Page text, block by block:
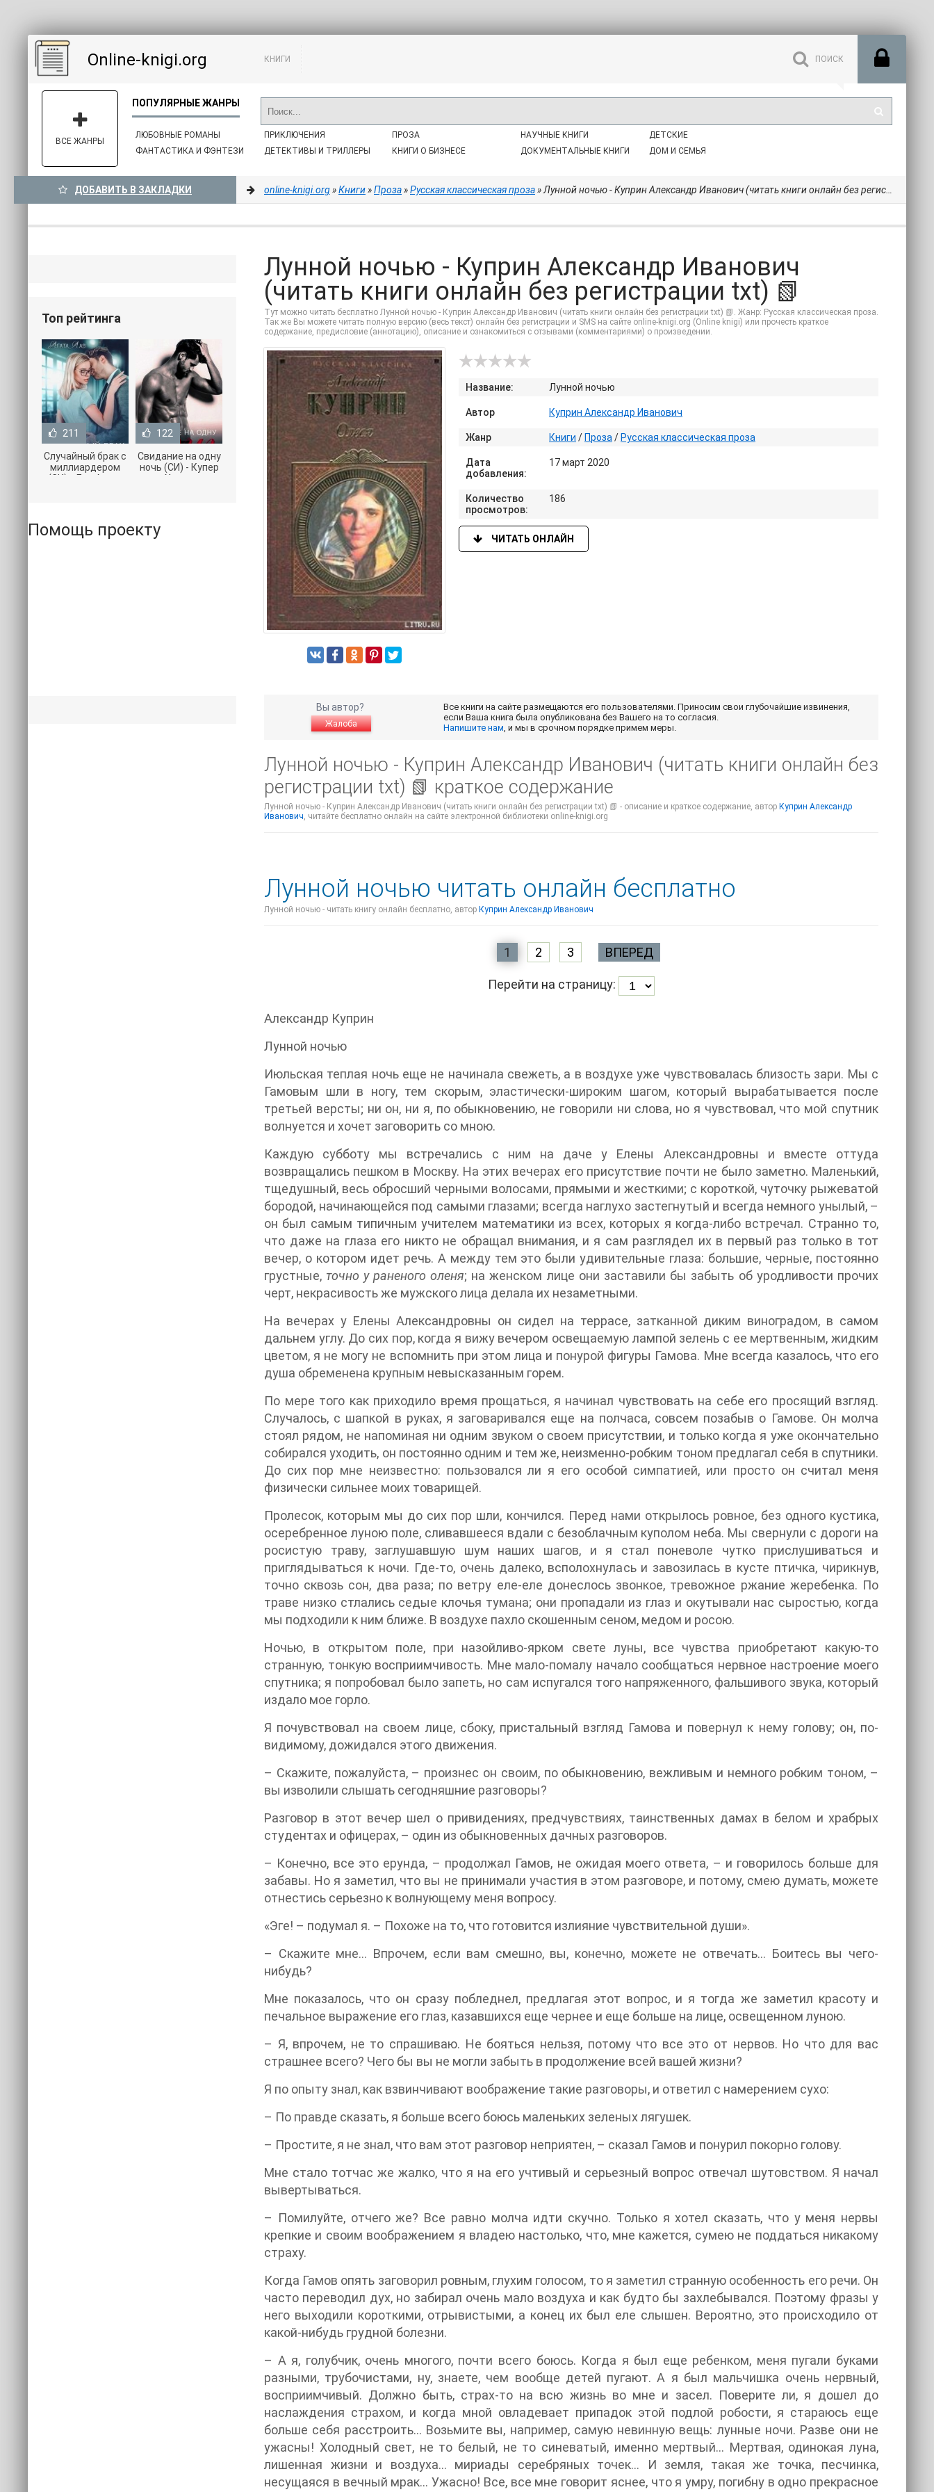
Online-knigi.org КНИГИ
ЛЮБОВНЫЕ РОМАНЫ
ФАНТАСТИКА И ФЭНТЕЗИ
ПРИКЛЮЧЕНИЯ
ДЕТЕКТИВЫ И ТРИЛЛЕРЫ
ПРОЗА
КНИГИ О БИЗНЕСЕ
НАУЧНЫЕ КНИГИ
ДОКУМЕНТАЛЬНЫЕ КНИГИ
ДЕТСКИЕ
ДОМ И СЕМЬЯ
ВСЕ ЖАНРЫ
ДОБАВИТЬ В ЗАКЛАДКИ online-knigi.org»Книги»Проза»Русская классическая проза» Лунной ночью - Куприн Александр Иванович (читать книги онлайн без регистрации txt) 📗
Лунной ночью - Куприн Александр Иванович
(читать книги онлайн без регистрации txt) 📗
Тут можно читать бесплатно Лунной ночью - Куприн Александр Иванович (читать книги онлайн без регистрации txt) 📗. Жанр: Русская классическая проза.
Так же Вы можете читать полную версию (весь текст) онлайн без регистрации и SMS на сайте online-knigi.org (Online knigi) или прочесть краткое
содержание, предисловие (аннотацию), описание и ознакомиться с отзывами (комментариями) о произведении.
Название: Лунной ночью
Автор Куприн Александр Иванович
Жанр Книги / Проза / Русская классическая проза
Дата
добавления:
17 март 2020
Количество
просмотров:
186
ЧИТАТЬ ОНЛАЙН
Вы автор?
Жалоба
Все книги на сайте размещаются его пользователями. Приносим свои глубочайшие извинения,
если Ваша книга была опубликована без Вашего на то согласия.
Напишите нам , и мы в срочном порядке примем меры.
Лунной ночью - Куприн Александр Иванович (читать книги онлайн без
регистрации txt) 📗 краткое содержание
Лунной ночью - Куприн Александр Иванович (читать книги онлайн без регистрации txt) 📗 - описание и краткое содержание, автор Куприн Александр
Иванович , читайте бесплатно онлайн на сайте электронной библиотеки online-knigi.org
Лунной ночью читать онлайн бесплатно
Лунной ночью - читать книгу онлайн бесплатно, автор Куприн Александр Иванович
1 2 3 ВПЕРЕД
Перейти на страницу:
Александр Куприн
Лунной ночью
Июльская теплая ночь еще не начинала свежеть, а в воздухе уже чувствовалась близость зари. Мы с
Гамовым шли в ногу, тем скорым, эластически-широким шагом, который вырабатывается после
третьей версты; ни он, ни я, по обыкновению, не говорили ни слова, но я чувствовал, что мой спутник
волнуется и хочет заговорить со мною.
Каждую субботу мы встречались с ним на даче у Елены Александровны и вместе оттуда
возвращались пешком в Москву. На этих вечерах его присутствие почти не было заметно. Маленький,
тщедушный, весь обросший черными волосами, прямыми и жесткими; с короткой, чуточку рыжеватой
бородой, начинающейся под самыми глазами; всегда наглухо застегнутый и всегда немного унылый, –
он был самым типичным учителем математики из всех, которых я когда-либо встречал. Странно то,
что даже на глаза его никто не обращал внимания, и я сам разглядел их в первый раз только в тот
вечер, о котором идет речь. А между тем это были удивительные глаза: большие, черные, постоянно
грустные, точно у раненого оленя; на женском лице они заставили бы забыть об уродливости прочих
черт, некрасивость же мужского лица делала их незаметными.
На вечерах у Елены Александровны он сидел на террасе, затканной диким виноградом, в самом
дальнем углу. До сих пор, когда я вижу вечером освещаемую лампой зелень с ее мертвенным, жидким
цветом, я не могу не вспомнить при этом лица и понурой фигуры Гамова. Мне всегда казалось, что его
душа обременена крупным невысказанным горем.
По мере того как приходило время прощаться, я начинал чувствовать на себе его просящий взгляд.
Случалось, с шапкой в руках, я заговаривался еще на полчаса, совсем позабыв о Гамове. Он молча
стоял рядом, не напоминая ни одним звуком о своем присутствии, и только когда я уже окончательно
собирался уходить, он постоянно одним и тем же, неизменно-робким тоном предлагал себя в спутники.
До сих пор мне неизвестно: пользовался ли я его особой симпатией, или просто он считал меня
физически сильнее моих товарищей.
Пролесок, которым мы до сих пор шли, кончился. Перед нами открылось ровное, без одного кустика,
осеребренное луною поле, сливавшееся вдали с безоблачным куполом неба. Мы свернули с дороги на
росистую траву, заглушавшую шум наших шагов, и я стал поневоле чутко прислушиваться и
приглядываться к ночи. Где-то, очень далеко, всполохнулась и завозилась в кусте птичка, чирикнув,
точно сквозь сон, два раза; по ветру еле-еле донеслось звонкое, тревожное ржание жеребенка. По
траве низко стлались седые клочья тумана; они пропадали из глаз и окутывали нас сыростью, когда
мы подходили к ним ближе. В воздухе пахло скошенным сеном, медом и росою.
Ночью, в открытом поле, при назойливо-ярком свете луны, все чувства приобретают какую-то
странную, тонкую восприимчивость. Мне мало-помалу начало сообщаться нервное настроение моего
спутника; я попробовал было запеть, но сам испугался того напряженного, фальшивого звука, который
издало мое горло.
Я почувствовал на своем лице, сбоку, пристальный взгляд Гамова и повернул к нему голову; он, по-
видимому, дожидался этого движения.
– Скажите, пожалуйста, – произнес он своим, по обыкновению, вежливым и немного робким тоном, –
вы изволили слышать сегодняшние разговоры?
Разговор в этот вечер шел о привидениях, предчувствиях, таинственных дамах в белом и храбрых
студентах и офицерах, – один из обыкновенных дачных разговоров.
– Конечно, все это ерунда, – продолжал Гамов, не ожидая моего ответа, – и говорилось больше для
забавы. Но я заметил, что вы не принимали участия в этом разговоре, и потому, смею думать, можете
отнестись серьезно к волнующему меня вопросу.
«Эге! – подумал я. – Похоже на то, что готовится излияние чувствительной души».
– Скажите мне… Впрочем, если вам смешно, вы, конечно, можете не отвечать… Боитесь вы чего-
нибудь?
Мне показалось, что он сразу побледнел, предлагая этот вопрос, и я тогда же заметил красоту и
печальное выражение его глаз, казавшихся еще чернее и еще больше на лице, освещенном луною.
– Я, впрочем, не то спрашиваю. Не бояться нельзя, потому что все это от нервов. Но что для вас
страшнее всего? Чего бы вы не могли забыть в продолжение всей вашей жизни?
Я по опыту знал, как взвинчивают воображение такие разговоры, и ответил с намерением сухо:
– По правде сказать, я больше всего боюсь маленьких зеленых лягушек.
– Простите, я не знал, что вам этот разговор неприятен, – сказал Гамов и понурил покорно голову.
Мне стало тотчас же жалко, что я на его учтивый и серьезный вопрос отвечал шутовством. Я начал
вывертываться.
– Помилуйте, отчего же? Все равно молча идти скучно. Только я хотел сказать, что у меня нервы
крепкие и своим воображением я владею настолько, что, мне кажется, сумею не поддаться никакому
страху.
Когда Гамов опять заговорил ровным, глухим голосом, то я заметил странную особенность его речи. Он
часто переводил дух, но забирал очень мало воздуха и как будто бы захлебывался. Поэтому фразы у
него выходили короткими, отрывистыми, а конец их был еле слышен. Вероятно, это происходило от
какой-нибудь грудной болезни.
– А я, голубчик, очень многого, почти всего боюсь. Когда я был еще ребенком, меня пугали буками
разными, трубочистами, ну, знаете, чем вообще детей пугают. А я был мальчишка очень нервный,
восприимчивый. Должно быть, страх-то на всю жизнь во мне и засел. Поверите ли, я дошел до
наслаждения страхом, и когда мной овладевает припадок этой подлой робости, я стараюсь еще
больше себя расстроить… Возьмите вы, например, самую невинную вещь: лунные ночи. Разве они не
ужасны! Холодный свет, не то белый, не то синеватый, именно мертвый… Мертвая, одинокая луна,
лишенная жизни и воздуха… мириады серебряных точек… И земля, такая же точка, песчинка,
несущаяся в вечный мрак… Ужасно! Все, все мне говорит яснее, что я умру, погибну в одно прекрасное
Топ рейтинга
211
Случайный брак с
миллиардером
(СИ) - Лав Агата
122
Свидание на одну
ночь (СИ) - Купер
Хелен
Помощь проекту